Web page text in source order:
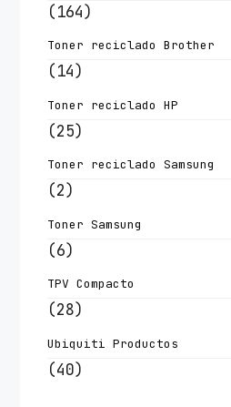
(164)
Toner reciclado Brother
(14)
Toner reciclado HP
(25)
Toner reciclado Samsung
(2)
Toner Samsung
(6)
TPV Compacto
(28)
Ubiquiti Productos
(40)